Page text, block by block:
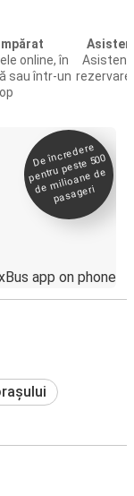
online, în
sau într-un
De încredere
pentru peste 500
de
milioane de
pasageri